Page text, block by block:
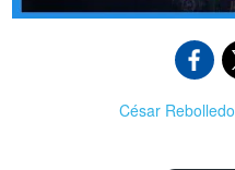
César Rebolledo